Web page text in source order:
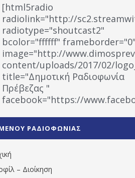
[html5radio
radiolink="http://
radiotype="shoutcast2"
bcolor="ffffff" frameborder="0"
image="http://
content/uploads/2017/02/
title="Δημοτική Ραδιοφωνία
Πρέβεζας "
facebook="https://
1531194763766854/" artist="" ]
ΡΑΔΙΟΦΩΝΙΑΣ
– Διοίκηση